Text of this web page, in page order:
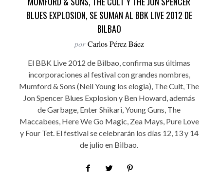
BLUES EXPLOSION, SE SUMAN AL BBK LIVE 2012 DE
BILBAO
por Carlos Pérez Báez
El BBK Live 2012 de Bilbao, confirma sus últimas
incorporaciones al festival con grandes nombres,
Mumford & Sons (Neil Young los elogia), The Cult, The
Jon Spencer Blues Explosion y Ben Howard, además
de Garbage, Enter Shikari, Young Guns, The
Maccabees, Here We Go Magic, Zea Mays, Pure Love
y Four Tet. El festival se celebrarán los días 12, 13 y 14
de julio en Bilbao.